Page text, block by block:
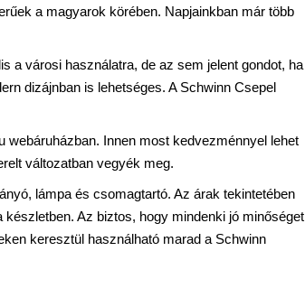
a magyarok körében. Napjainkban már több
a városi használatra, de az sem jelent gondot, ha
dizájnban is lehetséges. A Schwinn Csepel
Innen most kedvezménnyel lehet
változatban vegyék meg.
lámpa és csomagtartó. Az árak tekintetében
Az biztos, hogy mindenki jó minőséget
keresztül használható marad a Schwinn